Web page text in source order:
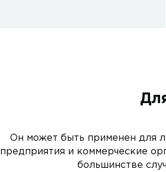
Он может быть применен для
предприятия и коммерческие
большинстве